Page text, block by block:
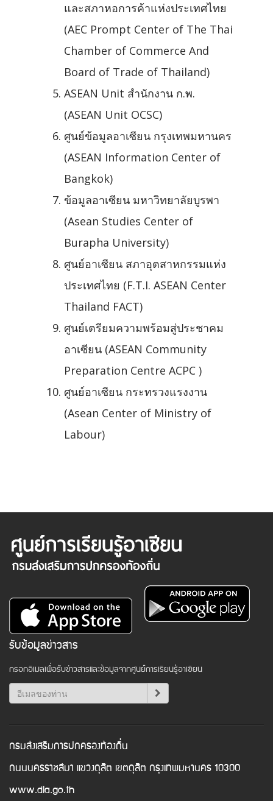
และสภาหอการค้าแห่งประเทศไทย
(AEC Prompt Center of The Thai
Chamber of Commerce And
Board of Trade of Thailand)
ASEAN Unit สำนักงาน ก.พ.
(ASEAN Unit OCSC)
ศูนย์ข้อมูลอาเซียน กรุงเทพมหานคร
(ASEAN Information Center of
Bangkok)
ข้อมูลอาเซียน มหาวิทยาลัยบูรพา
(Asean Studies Center of
Burapha University)
ศูนย์อาเซียน สภาอุตสาหกรรมแห่ง
ประเทศไทย (F.T.I. ASEAN Center
Thailand FACT)
ศูนย์เตรียมความพร้อมสู่ประชาคม
อาเซียน (ASEAN Community
Preparation Centre ACPC )
ศูนย์อาเซียน กระทรวงแรงงาน
(Asean Center of Ministry of
Labour)
รับข้อมูลข่าวสาร
กรอกอีเมลเพื่อรับข่าวสารและข้อมูลจากศูนย์การเรียนรู้อาเซียน
กรมส่งเสริมการปกครองท้องถิ่น
ถนนนครราชสีมา แขวงดุสิต เขตดุสิต กรุงเทพมหานคร 10300
www.dla.go.th